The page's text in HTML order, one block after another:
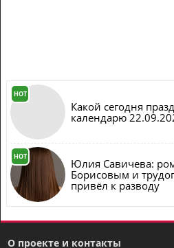
HOT
Какой сегодня
календарю
HOT
Юлия Савичева:
Борисовым и
привёл к разводу
О проекте и контакты